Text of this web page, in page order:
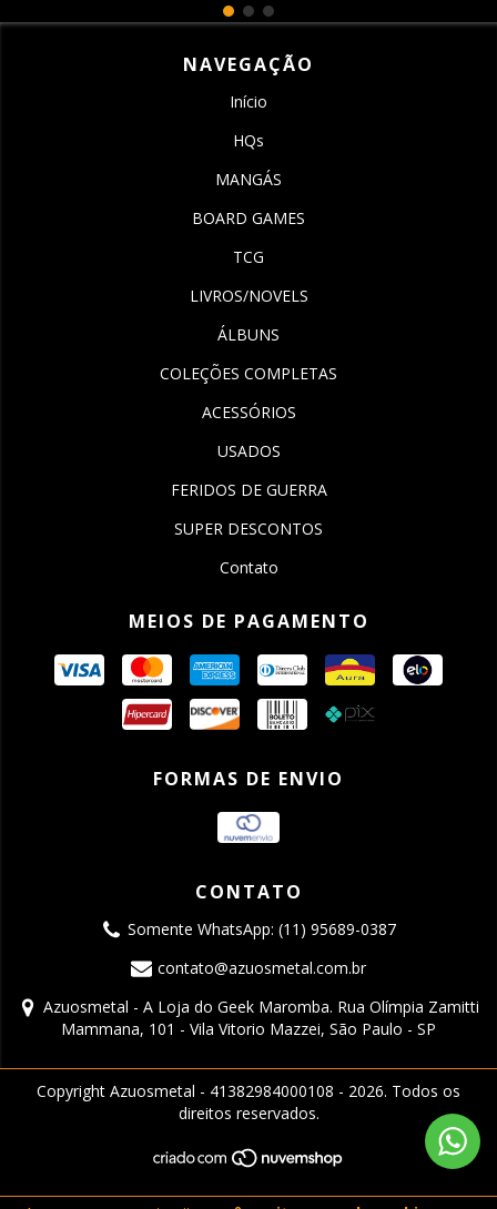
NAVEGAÇÃO
Início
HQs
MANGÁS
BOARD GAMES
TCG
LIVROS/NOVELS
ÁLBUNS
COLEÇÕES COMPLETAS
ACESSÓRIOS
USADOS
FERIDOS DE GUERRA
SUPER DESCONTOS
Contato
MEIOS DE PAGAMENTO
FORMAS DE ENVIO
CONTATO
Somente WhatsApp: (11) 95689-0387
contato@azuosmetal.com.br
Azuosmetal - A Loja do Geek Maromba. Rua Olímpia Zamitti
Mammana, 101 - Vila Vitorio Mazzei, São Paulo - SP
Copyright Azuosmetal - 41382984000108 - 2026. Todos os
direitos reservados.